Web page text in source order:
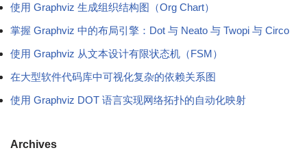
使用 Graphviz 生成组织结构图（Org Chart）
掌握 Graphviz 中的布局引擎：Dot 与 Neato 与 Twopi 与 Circo
使用 Graphviz 从文本设计有限状态机（FSM）
在大型软件代码库中可视化复杂的依赖关系图
使用 Graphviz DOT 语言实现网络拓扑的自动化映射
Archives